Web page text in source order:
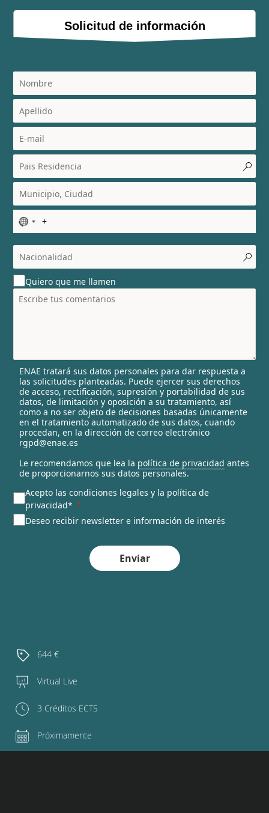
Solicitud de información
N
o
c
o
u
n
t
l
e
c
t
e
d
Quiero que me llamen
ENAE tratará sus datos personales para dar respuesta a
las solicitudes planteadas. Puede ejercer sus derechos
de acceso, rectificación, supresión y portabilidad de sus
datos, de limitación y oposición a su tratamiento, así
como a no ser objeto de decisiones basadas únicamente
en el tratamiento automatizado de sus datos, cuando
procedan, en la dirección de correo electrónico
rgpd@enae.es
Le recomendamos que lea la política de privacidad antes
de proporcionarnos sus datos personales.
Acepto las condiciones legales y la política de
privacidad*
Deseo recibir newsletter e información de interés
Enviar
644 €
Virtual Live
3 Créditos ECTS
Próximamente